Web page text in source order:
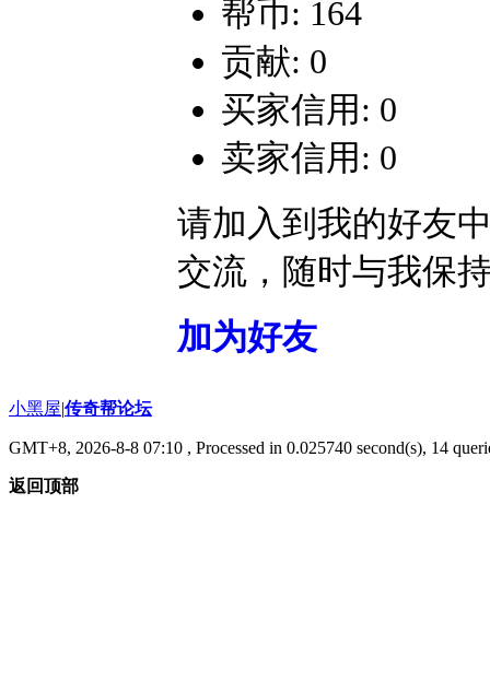
帮币: 164
贡献: 0
买家信用: 0
卖家信用: 0
请加入到我的好友
交流，随时与我保
加为好友
小黑屋|传奇帮论坛
GMT+8, 2026-8-8 07:10 , Processed in 0.025740 second(s), 14
返回顶部